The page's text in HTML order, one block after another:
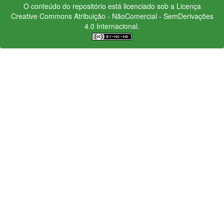
O conteúdo do repositório está licenciado sob a Licença
Creative CommonsAtribuição - NãoComercial - SemDerivações
4.0 Internacional.